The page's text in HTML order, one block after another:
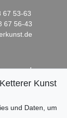
67 53-63
67 56-43
mehr
SieKunst
und Daten, um